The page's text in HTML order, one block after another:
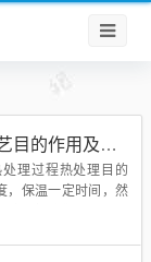
钢材常见热处理加工工艺目的作用及解释
理过程热处理目的
，保温一定时间，然
，提高塑性，以利